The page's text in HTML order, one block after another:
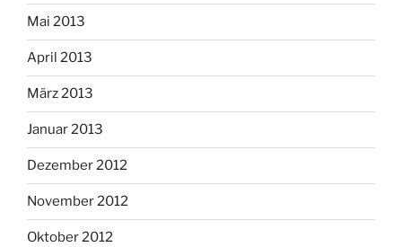
Mai 2013
April 2013
März 2013
Januar 2013
Dezember 2012
November 2012
Oktober 2012